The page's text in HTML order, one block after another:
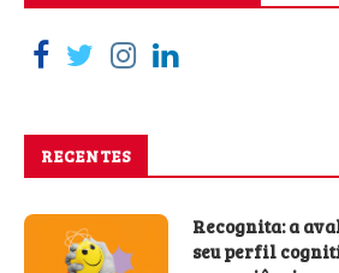
RECENTES
Recognita: a
seu perfil